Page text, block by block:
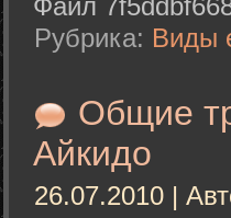
Файл
Рубрика: Виды
Общие
Айкидо
26.07.2010 |